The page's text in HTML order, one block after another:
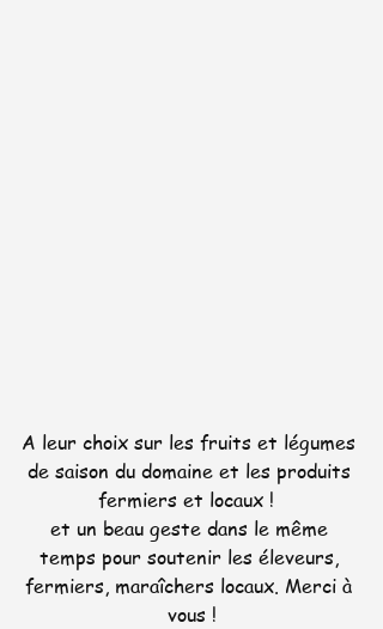
A leur choix sur les fruits et légumes
de saison du domaine et les produits
fermiers et locaux !
et un beau geste dans le même
temps pour soutenir les éleveurs,
fermiers, maraîchers locaux. Merci à
vous !